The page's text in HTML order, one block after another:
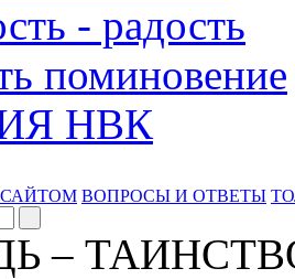
- радость
поминовение
НВК
ВОПРОСЫ И ОТВЕТЫ
–